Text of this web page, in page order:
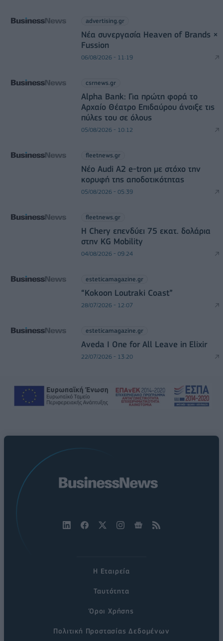
advertising.gr
Νέα συνεργασία Heaven of Brands ×
Fussion
06/08/2026 - 11:19
csrnews.gr
Alpha Bank: Για πρώτη φορά το
Αρχαίο Θέατρο Επιδαύρου άνοιξε τις
πύλες του σε όλους
05/08/2026 - 10:12
fleetnews.gr
Νέο Audi A2 e-tron με στόχο την
κορυφή της αποδοτικότητας
05/08/2026 - 05:39
fleetnews.gr
Η Chery επενδύει 75 εκατ. δολάρια
στην KG Mobility
04/08/2026 - 09:24
esteticamagazine.gr
“Kokoon Loutraki Coast”
28/07/2026 - 12:07
esteticamagazine.gr
Aveda I One for All Leave in Elixir
22/07/2026 - 13:20
Η Εταιρεία
Ταυτότητα
Όροι Χρήσης
Πολιτική Προστασίας Δεδομένων